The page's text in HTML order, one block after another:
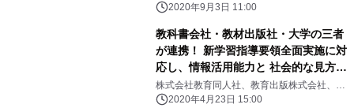
2020年9月3日 11:00
教科書会社・教材出版社・大学の三者
が連携！ 新学習指導要領全面実施に対
応し、情報活用能力と 社会的な見方・
考え方を育むための 『資料読解ワーク
シート』と 『ワークシート活用ナビ』
株式会社教育同人社、教育出版株式会社、東
北学院大学
2020年4月23日 15:00